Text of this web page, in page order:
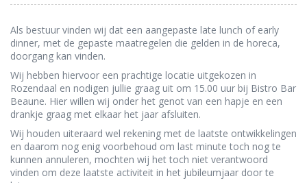
Als bestuur vinden wij dat een aangepaste late lunch of early
dinner, met de gepaste maatregelen die gelden in de horeca,
doorgang kan vinden.
Wij hebben hiervoor een prachtige locatie uitgekozen in
Rozendaal en nodigen jullie graag uit om 15.00 uur bij Bistro Bar
Beaune. Hier willen wij onder het genot van een hapje en een
drankje graag met elkaar het jaar afsluiten.
Wij houden uiteraard wel rekening met de laatste ontwikkelingen
en daarom nog enig voorbehoud om last minute toch nog te
kunnen annuleren, mochten wij het toch niet verantwoord
vinden om deze laatste activiteit in het jubileumjaar door te